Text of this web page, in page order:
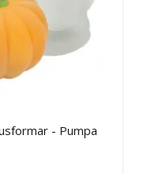
- Pumpa